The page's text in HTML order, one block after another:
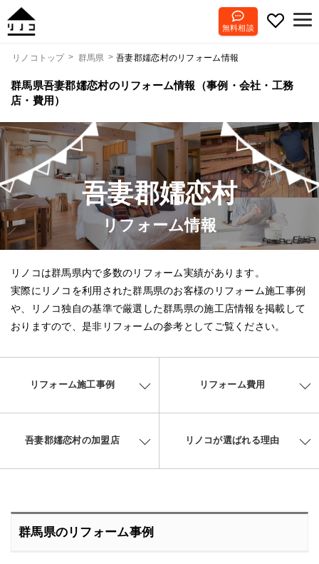
無料相談
リノコトップ 群馬県 吾妻郡嬬恋村のリフォーム情報
群馬県吾妻郡嬬恋村のリフォーム情報（事例・会社・工務
店・費用）
吾妻郡嬬恋村
リフォーム情報
リノコは群馬県内で多数のリフォーム実績があります。
実際にリノコを利用された群馬県のお客様のリフォーム施工事例
や、リノコ独自の基準で厳選した群馬県の施工店情報を掲載して
おりますので、是非リフォームの参考としてご覧ください。
リフォーム施工事例 リフォーム費用
吾妻郡嬬恋村の加盟店 リノコが選ばれる理由
群馬県のリフォーム事例